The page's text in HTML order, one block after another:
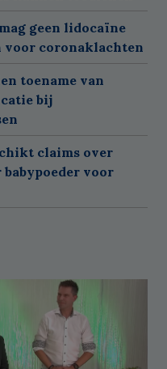
geen lidocaïne
voor coronaklachten
toename van
bij
claims over
voor